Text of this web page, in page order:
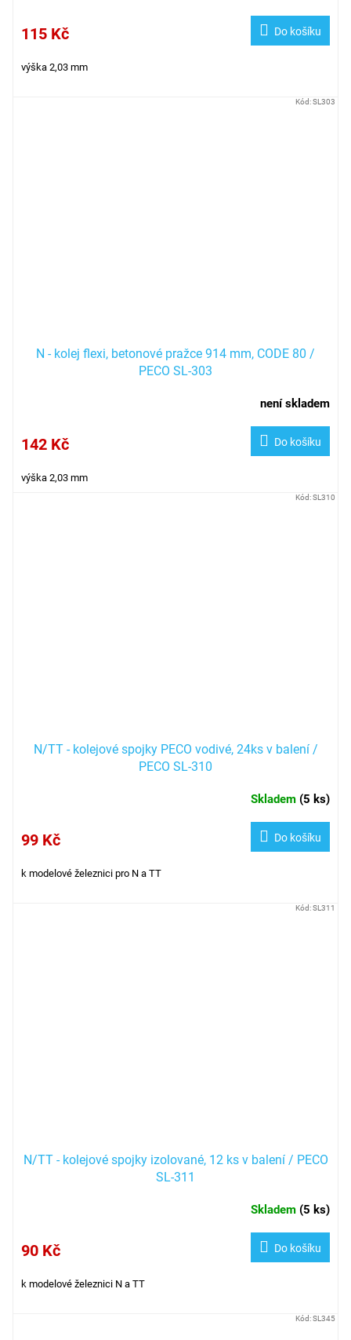
115 Kč Do košíku
výška 2,03 mm
N - kolej flexi, betonové pražce 914 mm, CODE 80 /
PECO SL-303
není skladem
142 Kč Do košíku
výška 2,03 mm
Kód:SL303
N/TT - kolejové spojky PECO vodivé, 24ks v balení /
PECO SL-310
Skladem (5 ks)
99 Kč Do košíku
k modelové železnici pro N a TT
Kód:SL310
N/TT - kolejové spojky izolované, 12 ks v balení / PECO
SL-311
Skladem (5 ks)
90 Kč Do košíku
k modelové železnici N a TT
Kód:SL311
Kód:SL345